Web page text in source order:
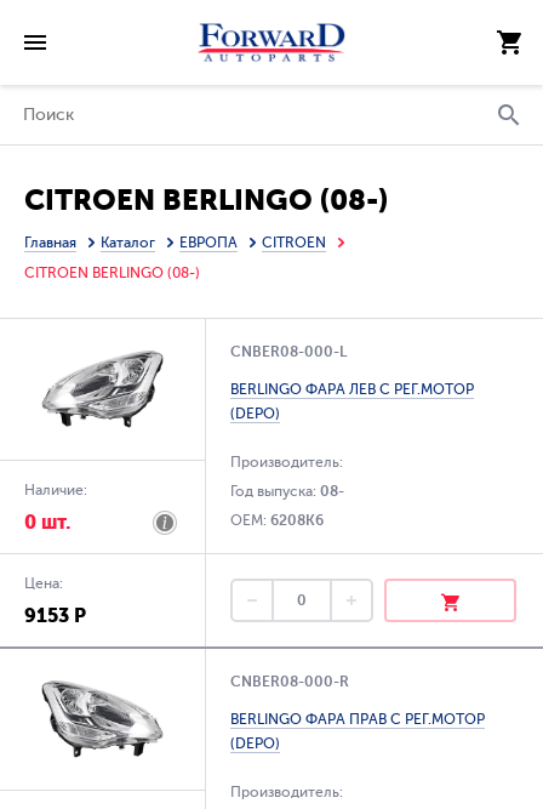
CITROEN BERLINGO (08-)
Главная Каталог ЕВРОПА
CITROEN
CITROEN BERLINGO (08-)
Наличие:
0 шт.
CNBER08-000-L
BERLINGO ФАРА ЛЕВ С РЕГ.МОТОР
(DEPO)
Производитель:
Год выпуска:08-
OEM:6208K6
Цена:
9153 Р
CNBER08-000-R
BERLINGO ФАРА ПРАВ С РЕГ.МОТОР
(DEPO)
Производитель: